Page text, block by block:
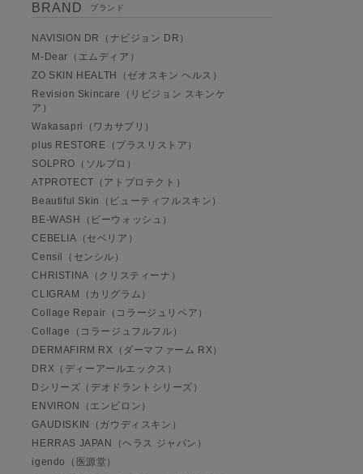
BRAND ブランド
NAVISION DR（ナビジョン DR）
M-Dear（エムディア）
ZO SKIN HEALTH（ゼオスキン ヘルス）
Revision Skincare（リビジョン スキンケ
ア）
Wakasapri（ワカサプリ）
plus RESTORE（プラスリストア）
SOLPRO（ソルプロ）
ATPROTECT（アトプロテクト）
Beautiful Skin（ビューティフルスキン）
BE-WASH（ビーウォッシュ）
CEBELIA（セベリア）
Censil（センシル）
CHRISTINA（クリスティーナ）
CLIGRAM（カリグラム）
Collage Repair（コラージュリペア）
Collage（コラージュフルフル）
DERMAFIRM RX（ダーマファーム RX）
DRX（ディーアールエックス）
Dシリーズ（デオドラントシリーズ）
ENVIRON（エンビロン）
GAUDISKIN（ガウディスキン）
HERRAS JAPAN（ヘラス ジャパン）
igendo（医源堂）